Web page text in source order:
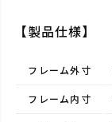
【製品仕様】
フレーム外寸
フレーム内寸